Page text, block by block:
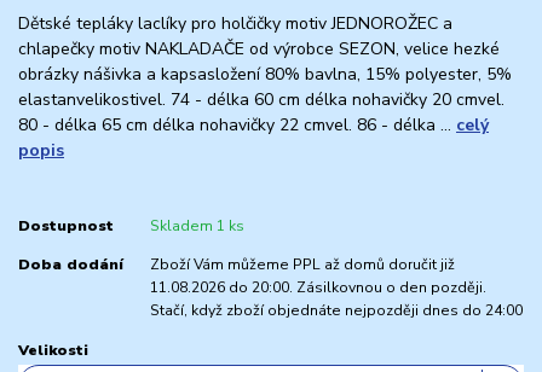
Dětské tepláky laclíky pro holčičky motiv JEDNOROŽEC a
chlapečky motiv NAKLADAČE od výrobce SEZON, velice hezké
obrázky nášivka a kapsasložení 80% bavlna, 15% polyester, 5%
elastanvelikostivel. 74 - délka 60 cm délka nohavičky 20 cmvel.
80 - délka 65 cm délka nohavičky 22 cmvel. 86 - délka ... celý
popis
Dostupnost Skladem 1 ks
Doba dodání
Zboží Vám můžeme PPL až domů doručit již
11.08.2026 do 20:00. Zásilkovnou o den později.
Stačí, když zboží objednáte nejpozději dnes do 24:00
Velikosti